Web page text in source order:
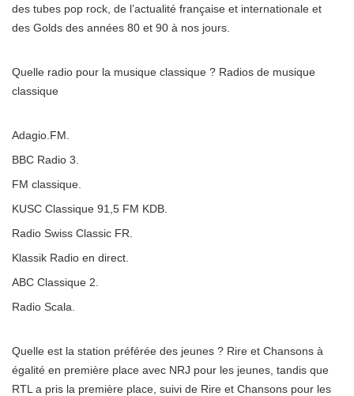
des tubes pop rock, de l’actualité française et internationale et
des Golds des années 80 et 90 à nos jours.
Quelle radio pour la musique classique ? Radios de musique
classique
Adagio.FM.
BBC Radio 3.
FM classique.
KUSC Classique 91,5 FM KDB.
Radio Swiss Classic FR.
Klassik Radio en direct.
ABC Classique 2.
Radio Scala.
Quelle est la station préférée des jeunes ? Rire et Chansons à
égalité en première place avec NRJ pour les jeunes, tandis que
RTL a pris la première place, suivi de Rire et Chansons pour les